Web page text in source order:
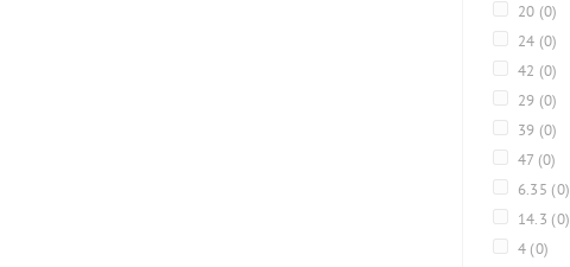
20 (0)
24 (0)
42 (0)
29 (0)
39 (0)
47 (0)
6.35 (0)
14.3 (0)
4 (0)